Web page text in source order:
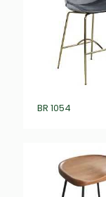
BR 1054